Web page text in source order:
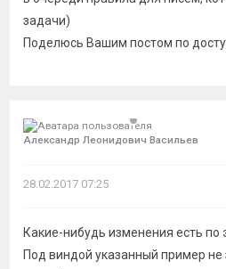
задачи)
Поделюсь Вашим постом по
Александр Леонидович Васильев
28.02.2017 07:25
Какие-нибудь изменения есть по
Под виндой указанный пример не